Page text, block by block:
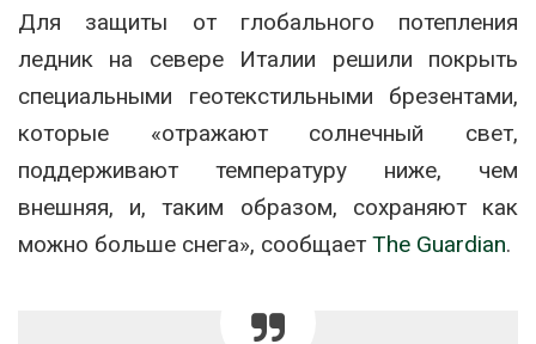
Для защиты от глобального потепления
ледник на севере Италии решили покрыть
специальными геотекстильными брезентами,
которые «отражают солнечный свет,
поддерживают температуру ниже, чем
внешняя, и, таким образом, сохраняют как
можно больше снега», сообщает The Guardian.